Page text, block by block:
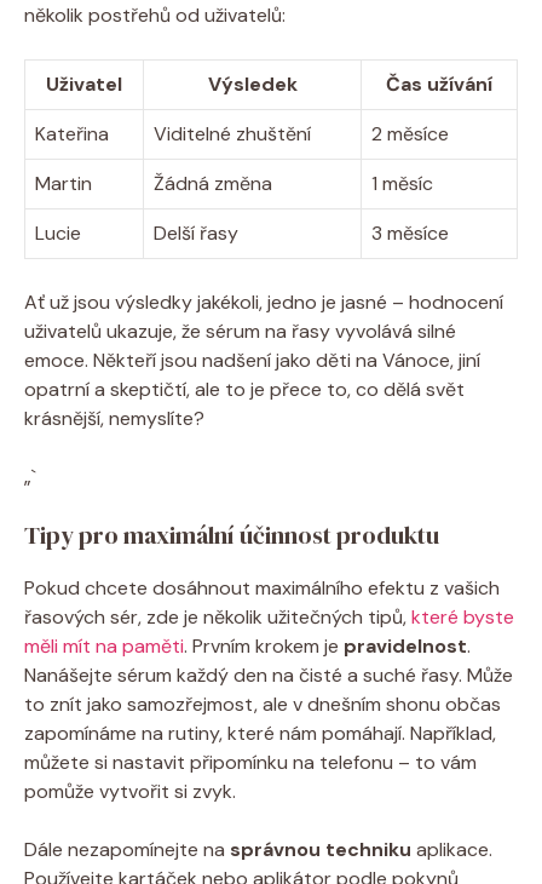
několik postřehů od uživatelů:
Uživatel Výsledek
Čas užívání
Kateřina
Viditelné zhuštění
2 měsíce
Martin
Žádná změna
1 měsíc
Lucie
Delší řasy 3 měsíce
Ať už jsou výsledky jakékoli, jedno je jasné – hodnocení
uživatelů ukazuje, že sérum na řasy vyvolává silné
emoce. Někteří jsou nadšení jako děti na Vánoce, jiní
opatrní a skeptičtí, ale to je přece to, co dělá svět
krásnější, nemyslíte?
„`
Tipy pro maximální účinnost produktu
Pokud chcete dosáhnout maximálního efektu z vašich
řasových sér, zde je několik užitečných tipů,které byste
měli mít na paměti. Prvním krokem je pravidelnost.
Nanášejte sérum každý den na čisté a suché řasy. Může
to znít jako samozřejmost, ale v dnešním shonu občas
zapomínáme na rutiny, které nám pomáhají. Například,
můžete si nastavit připomínku na telefonu – to vám
pomůže vytvořit si zvyk.
Dále nezapomínejte na správnou techniku aplikace.
Používejte kartáček nebo aplikátor podle pokynů